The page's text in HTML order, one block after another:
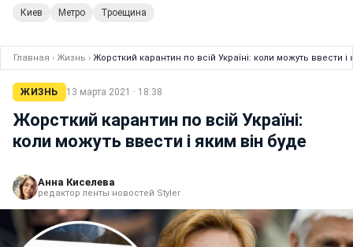
Киев Метро Троещина
Главная › Жизнь › Жорсткий карантин по всій Україні: коли можуть ввести і
ЖИЗНЬ 13 марта 2021 · 18:38
Жорсткий карантин по всій Україні:
коли можуть ввести і яким він буде
Анна Киселева
редактор ленты новостей Styler